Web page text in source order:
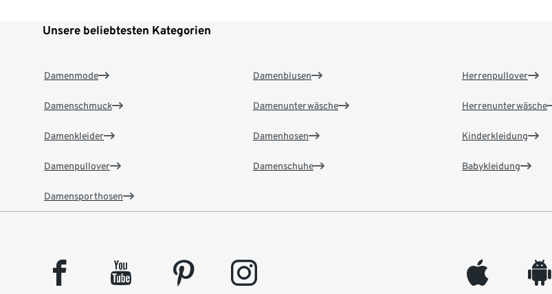
Unsere beliebtesten Kategorien
Damenmode
Damenschmuck
Damenkleider
Damenpullover
Damensporthosen
Damenblusen
Damenunterwäsche
Damenhosen
Damenschuhe
Herrenpullover
Herrenunterwäsche
Kinderkleidung
Babykleidung
facebook youtube pinterest instagram appleinc android